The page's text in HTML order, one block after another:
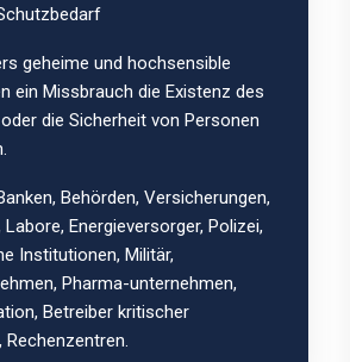
geheime und hochsensible
ein Missbrauch die Existenz des
die Sicherheit von Personen
Behörden, Versicherungen,
Labore, Energieversorger, Polizei,
Institutionen, Militär,
Pharma-unternehmen,
Betreiber kritischer